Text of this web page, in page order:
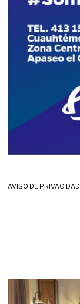
AVISO DE PRIVACIDAD